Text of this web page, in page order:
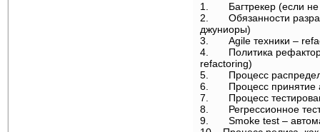
1. Багтрекер (если
2. Обязанности
джуниоры)
3. Agile техники –
4. Политика
refactoring)
5. Процесс
6. Процесс принятие
7. Процесс
8. Регрессионное
9. Smoke test –